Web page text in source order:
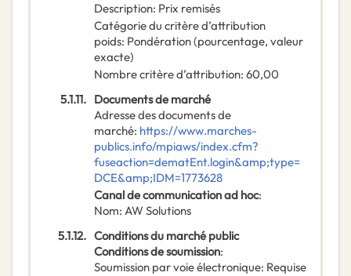
Description: Prix remisés
Catégorie du critère d’attribution
poids: Pondération (pourcentage, valeur
exacte)
Nombre critère d’attribution: 60,00
5.1.11. Documents de marché
Adresse des documents de
marché: https://www.marches-
publics.info/mpiaws/index.cfm?
fuseaction=dematEnt.login&amp;type=
DCE&amp;IDM=1773628
Canal de communication ad hoc:
Nom: AW Solutions
5.1.12. Conditions du marché public
Conditions de soumission:
Soumission par voie électronique: Requise